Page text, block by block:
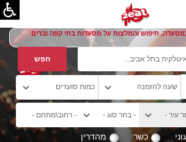
חיפוש והמלצות על מסעדות בתי קפה וברים
כשר מהדרין